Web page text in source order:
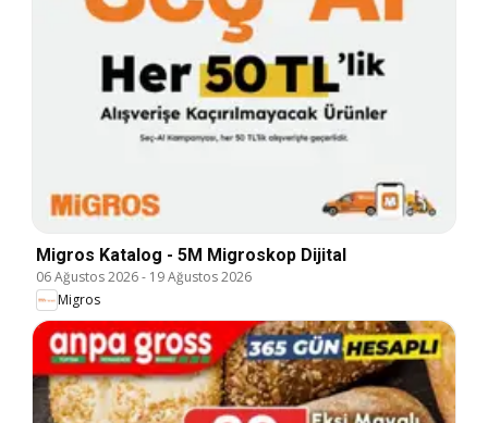
Migros Katalog - 5M Migroskop Dijital
06 Ağustos 2026- 19 Ağustos 2026
Migros